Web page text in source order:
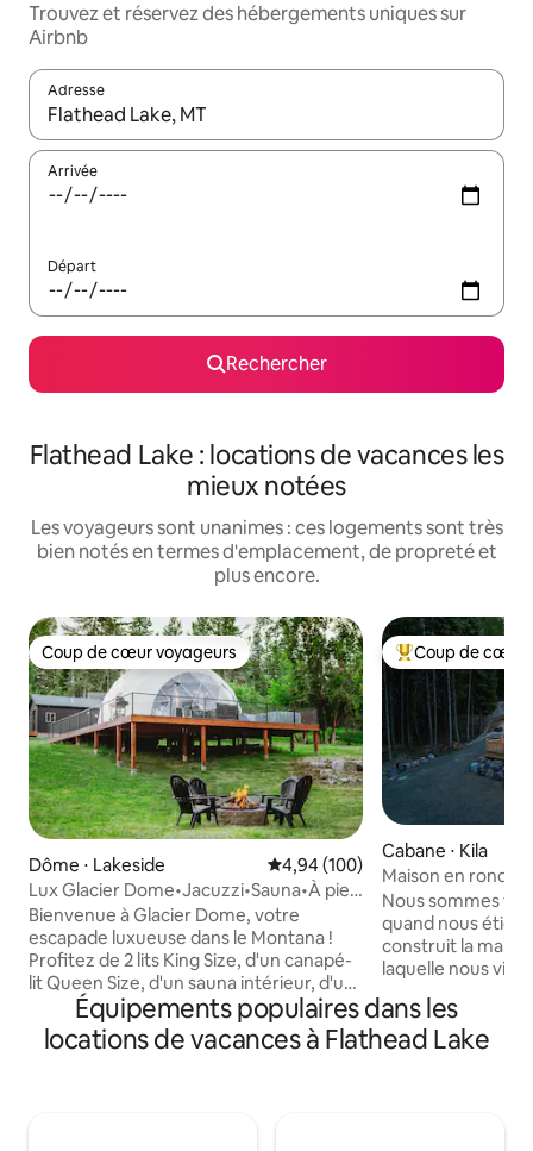
Trouvez et réservez des hébergements uniques sur
Airbnb
Adresse
Lorsque les résultats s'affichent, utilisez les flèches vers le
Arrivée
Départ
Rechercher
Flathead Lake : locations de vacances les
mieux notées
Les voyageurs sont unanimes : ces logements sont très
bien notés en termes d'emplacement, de propreté et
plus encore.
Coup de cœur voyageurs
Coup de cœur voyageurs
Dôme ⋅ Lakeside Évaluation moyenne sur la
4,94 (100)
Lux Glacier Dome•Jacuzzi•Sauna•À pied
du lac Flathead
Bienvenue à Glacier Dome, votre
escapade luxueuse dans le Montana !
Profitez de 2 lits King Size, d'un canapé-
lit Queen Size, d'un sauna intérieur, d'un
jacuzzi, d'un feu de camp, d'un cornhole,
d'une télévision, d'une salle de bain
complète, d'une kitchenette, d'un lave-
Coups de cœur
Coup de cœur
Cabane ⋅ Kila
Maison en
parc Glacier
Nous sommes
quand nous
construit la
laquelle nous
amoureuse de
texture du bois et
Équipements populaires dans les
locations de vacances à Flathead Lake